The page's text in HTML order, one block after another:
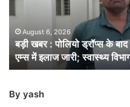
बाद
साल
की
मासूम
शरीर
August 6, 2026
बड़ी खबर : पोलियो ड्रॉप्स के
एम्स में इलाज जारी; स्वास्थ्य
By yash